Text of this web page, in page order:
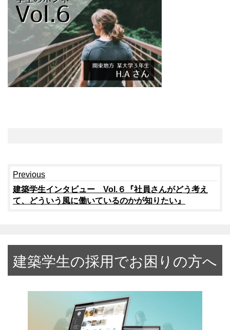
Continue
Reading
Previous
建築学生インタビュー Vol.６『社員さんがどう考え
て、どういう風に働いているのかが知りたい』
建築学生の採用でお困りの方へ